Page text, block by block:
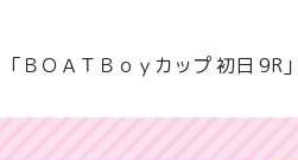
「ＢＯＡＴＢｏｙカップ 初日 9R